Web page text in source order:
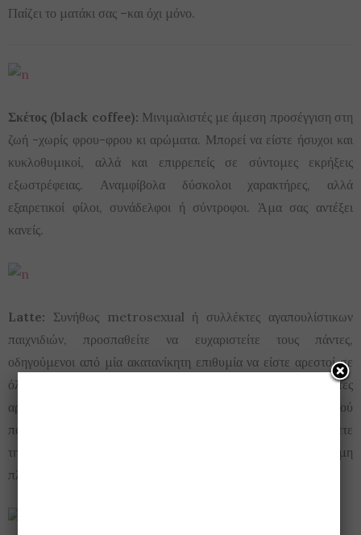
Παίζει το ματάκι σας –και όχι μόνο.
Σκέτος (black coffee): Μινιμαλιστές με άμεση προσέγγιση στη
ζωή -χωρίς φρου-φρου κι αρώματα. Μπορεί να είστε ήσυχοι και
κυκλοθυμικοί, αλλά και επιρρεπείς σε σύντομες εκρήξεις
εξωστρέφειας. Αναμφίβολα δύσκολοι χαρακτήρες, αλλά
εξαιρετικοί φίλοι, συνάδελφοι ή σύντροφοι. Άμα σας αντέξει
κανείς.
Latte: Συνήθως metrosexual ή συλλέκτες αγαπουλίστικων
παιχνιδιών, προσπαθείτε να ευχαριστείτε τους πάντες,
οδηγούμενοι από μία ακατανίκητη επιθυμία να είστε αρεστοί σε
όλους. Αδύνατο βέβαια, καθότι μόνο οι τηγανιτές πατάτες
αρέσουν σε όλους. Θα χρησιμοποιήσετε ναζιάρικη φωνή μωρού
παιδιού όταν πρόκειται να αρνηθείτε κάτι και ενώ θέλετε να δίνετε
την εντύπωση «δύσκολου» αντίπαλου, έχετε μια ανώριμη
πλευρά.